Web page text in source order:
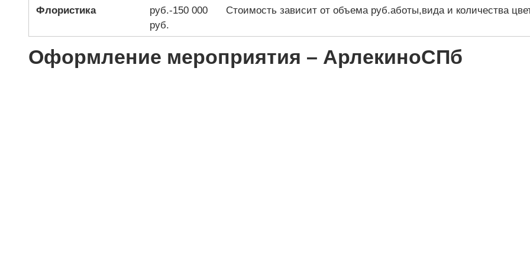
Флористика
руб.-150 000
руб.
Стоимость зависит от объема руб.аботы,вида и количества
Оформление мероприятия – АрлекиноСПб